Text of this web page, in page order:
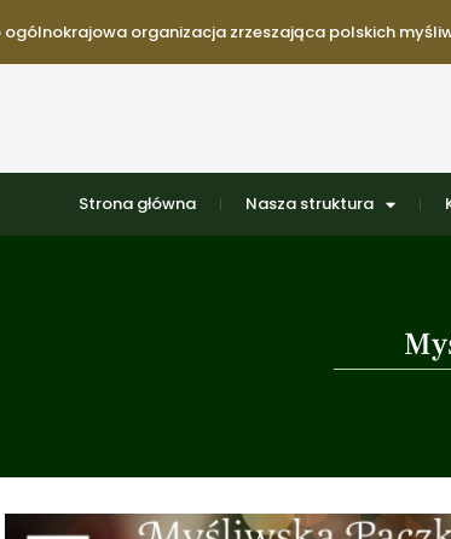
ogólnokrajowa organizacja zrzeszająca polskich
Strona główna Nasza struktura